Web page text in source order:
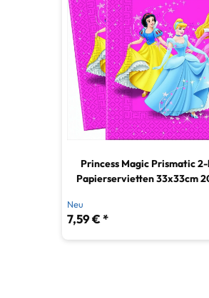
Princess Magic Prismatic
Papierservietten 33x33cm
Neu
7,59 € *